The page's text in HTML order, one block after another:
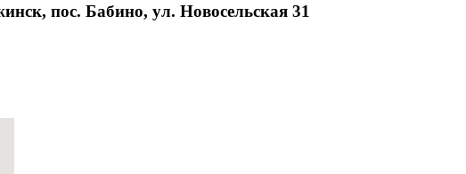
пос. Бабино, ул. Новосельская 31